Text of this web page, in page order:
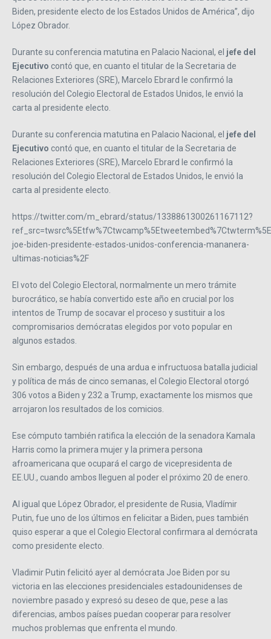
Biden, presidente electo de los Estados Unidos de América”, dijo
López Obrador.
Durante su conferencia matutina en Palacio Nacional, el jefe del
Ejecutivo contó que, en cuanto el titular de la Secretaria de
Relaciones Exteriores (SRE), Marcelo Ebrard le confirmó la
resolución del Colegio Electoral de Estados Unidos, le envió la
carta al presidente electo.
Durante su conferencia matutina en Palacio Nacional, el jefe del
Ejecutivo contó que, en cuanto el titular de la Secretaria de
Relaciones Exteriores (SRE), Marcelo Ebrard le confirmó la
resolución del Colegio Electoral de Estados Unidos, le envió la
carta al presidente electo.
https://twitter.com/m_ebrard/status/1338861300261167112?
joe-biden-presidente-estados-unidos-conferencia-mananera-
ultimas-noticias%2F
El voto del Colegio Electoral, normalmente un mero trámite
burocrático, se había convertido este año en crucial por los
intentos de Trump de socavar el proceso y sustituir a los
compromisarios demócratas elegidos por voto popular en
algunos estados.
Sin embargo, después de una ardua e infructuosa batalla judicial
y política de más de cinco semanas, el Colegio Electoral otorgó
306 votos a Biden y 232 a Trump, exactamente los mismos que
arrojaron los resultados de los comicios.
Ese cómputo también ratifica la elección de la senadora Kamala
Harris como la primera mujer y la primera persona
afroamericana que ocupará el cargo de vicepresidenta de
EE.UU., cuando ambos lleguen al poder el próximo 20 de enero.
Al igual que López Obrador, el presidente de Rusia, Vladímir
Putin, fue uno de los últimos en felicitar a Biden, pues también
quiso esperar a que el Colegio Electoral confirmara al demócrata
como presidente electo.
Vladimir Putin felicitó ayer al demócrata Joe Biden por su
victoria en las elecciones presidenciales estadounidenses de
noviembre pasado y expresó su deseo de que, pese a las
diferencias, ambos países puedan cooperar para resolver
muchos problemas que enfrenta el mundo.